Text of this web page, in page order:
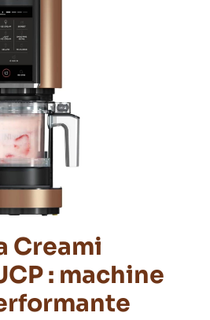
Creami
: machine